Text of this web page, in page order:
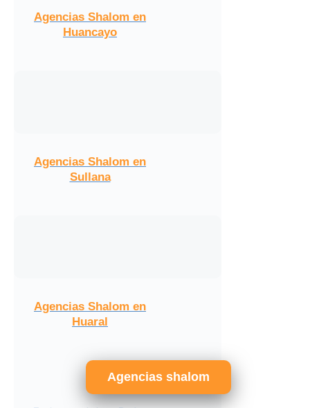
Agencias Shalom en
Huancayo
Agencias Shalom en
Sullana
Agencias Shalom en
Huaral
Agencias shalom